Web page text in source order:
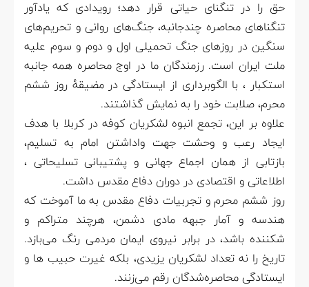
حق را در تنگنای حیاتی قرار دهد؛ رویدادی که یادآور
تنگناهای محاصره‌ چندجانبه، جنگ‌های روانی و تحریم‌های
سنگین در روزهای جنگ تحمیلی اول و دوم و سوم علیه
ملت ایران است. رزمندگان ما در اوج محاصره همه جانبه
استکبار ، با الگوبرداری از ایستادگی در مضیقهٔ روز ششم
محرم، صلابت خود را به نمایش گذاشتند.
علاوه بر این، تجمع انبوه لشکریان کوفه در کربلا با هدف
ایجاد رعب و وحشت جهت واداشتن امام به تسلیم،
بازتابی از همان اجماع جهانی و پشتیبانی تسلیحاتی ،
اطلاعاتی و اقتصادی در دوران دفاع مقدس داشت.
روز ششم محرم و تجربیات دفاع مقدس به ما آموخت که
هندسه و آمار جبهه مادی دشمن، هرچند متراکم و
شکننده باشد، در برابر نیروی ایمان مردمی رنگ می‌بازد.
تاریخ را نه تعداد لشکریان یزیدی، بلکه غیرت حبیب ها و
ایستادگی محاصره‌شدگان رقم می‌زنند.